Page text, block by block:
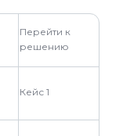
Перейти к
решению
Кейс 1